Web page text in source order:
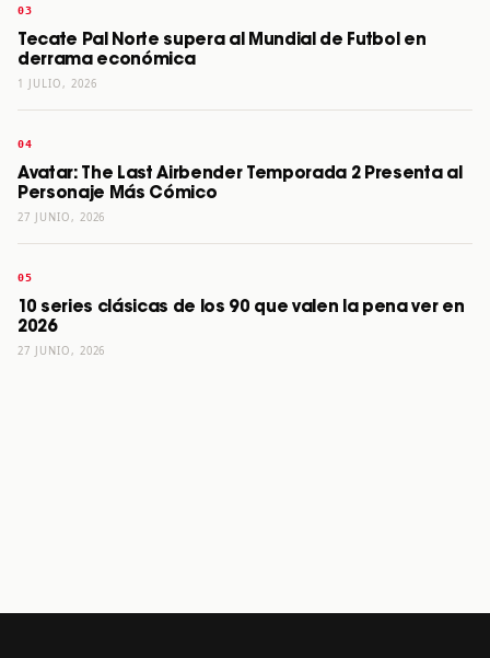
Tecate Pal Norte supera al Mundial de Futbol en
derrama económica
1 JULIO, 2026
Avatar: The Last Airbender Temporada 2 Presenta al
Personaje Más Cómico
27 JUNIO, 2026
10 series clásicas de los 90 que valen la pena ver en
2026
27 JUNIO, 2026